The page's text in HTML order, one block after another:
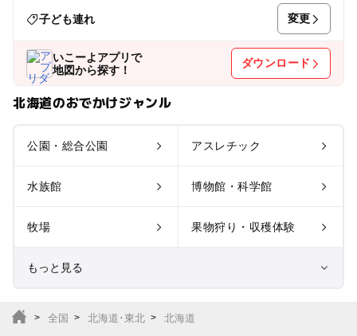
子ども連れ 変更
いこーよアプリで
地図から探す！
ダウンロード
北海道のおでかけジャンル
公園・総合公園 アスレチック
水族館 博物館・科学館
牧場 果物狩り・収穫体験
もっと見る
全国 北海道･東北 北海道